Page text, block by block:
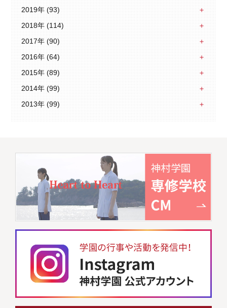
2019年 (93)
2018年 (114)
2017年 (90)
2016年 (64)
2015年 (89)
2014年 (99)
2013年 (99)